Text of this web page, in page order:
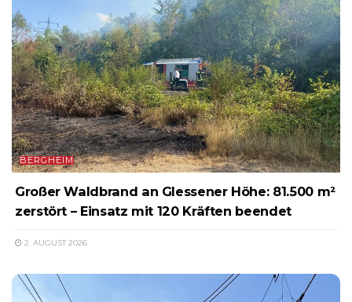
BERGHEIM
Großer Waldbrand an Glessener Höhe: 81.500 m²
zerstört – Einsatz mit 120 Kräften beendet
2. AUGUST 2026